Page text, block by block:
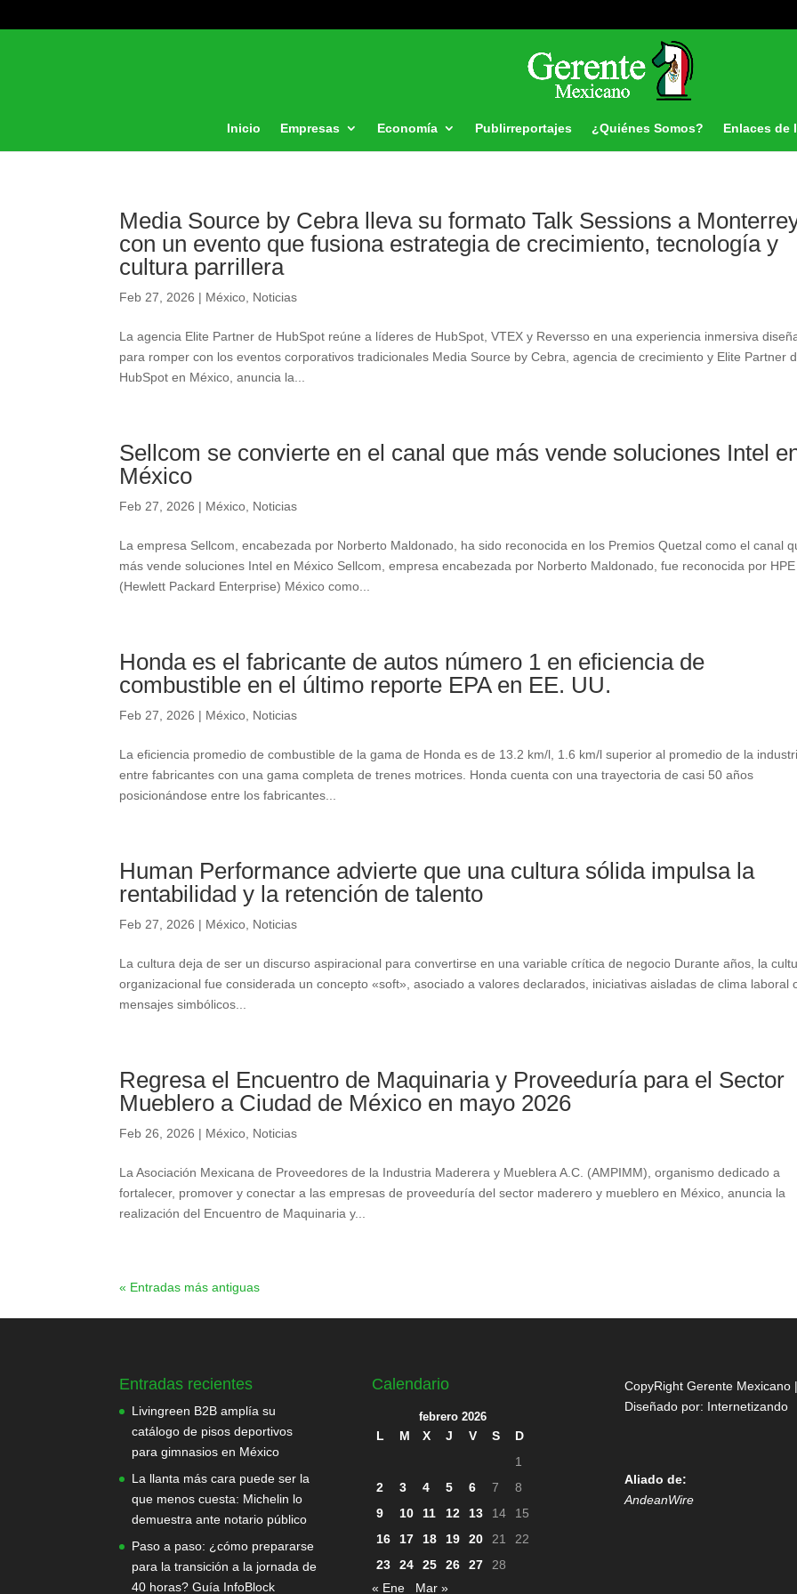
Inicio Empresas Economía Publirreportajes ¿Quiénes Somos? Enlaces de
Media Source by Cebra lleva su formato Talk Sessions a
con un evento que fusiona estrategia de crecimiento, tecnología y
cultura parrillera
Feb 27, 2026 | México Noticias
La agencia Elite Partner de HubSpot reúne a líderes de HubSpot, VTEX y Reversso en una experiencia inmersiva
para romper con los eventos corporativos tradicionales Media Source by Cebra, agencia de crecimiento y Elite Partner
HubSpot en México, anuncia la...
Sellcom se convierte en el canal que más vende soluciones Intel
México
Feb 27, 2026 | México Noticias
La empresa Sellcom, encabezada por Norberto Maldonado, ha sido reconocida en los Premios Quetzal como el canal
más vende soluciones Intel en México Sellcom, empresa encabezada por Norberto Maldonado, fue reconocida por HPE
(Hewlett Packard Enterprise) México como...
Honda es el fabricante de autos número 1 en eficiencia de
combustible en el último reporte EPA en EE. UU.
Feb 27, 2026 | México Noticias
La eficiencia promedio de combustible de la gama de Honda es de 13.2 km/l, 1.6 km/l superior al promedio de la
entre fabricantes con una gama completa de trenes motrices. Honda cuenta con una trayectoria de casi 50 años
posicionándose entre los fabricantes...
Human Performance advierte que una cultura sólida impulsa la
rentabilidad y la retención de talento
Feb 27, 2026 | México Noticias
La cultura deja de ser un discurso aspiracional para convertirse en una variable crítica de negocio Durante años, la
organizacional fue considerada un concepto «soft», asociado a valores declarados, iniciativas aisladas de clima laboral
mensajes simbólicos...
Regresa el Encuentro de Maquinaria y Proveeduría para el Sector
Mueblero a Ciudad de México en mayo 2026
Feb 26, 2026 | México Noticias
La Asociación Mexicana de Proveedores de la Industria Maderera y Mueblera A.C. (AMPIMM), organismo dedicado a
fortalecer, promover y conectar a las empresas de proveeduría del sector maderero y mueblero en México, anuncia la
realización del Encuentro de Maquinaria y...
« Entradas más antiguas
Entradas recientes
Livingreen B2B amplía su
catálogo de pisos deportivos
para gimnasios en México
La llanta más cara puede ser la
que menos cuesta: Michelin lo
demuestra ante notario público
Paso a paso: ¿cómo prepararse
para la transición a la jornada de
40 horas? Guía InfoBlock
Calendario
febrero 2026
L M X J V S
D
1
2
3 4 5 6 7
8
9
10 11 12 13 14
15
16
17 18 19 20 21
22
23
24 25 26 27
28
« Ene
Mar »
CopyRight Gerente Mexicano |
Diseñado por: Internetizando
Aliado de:
AndeanWire